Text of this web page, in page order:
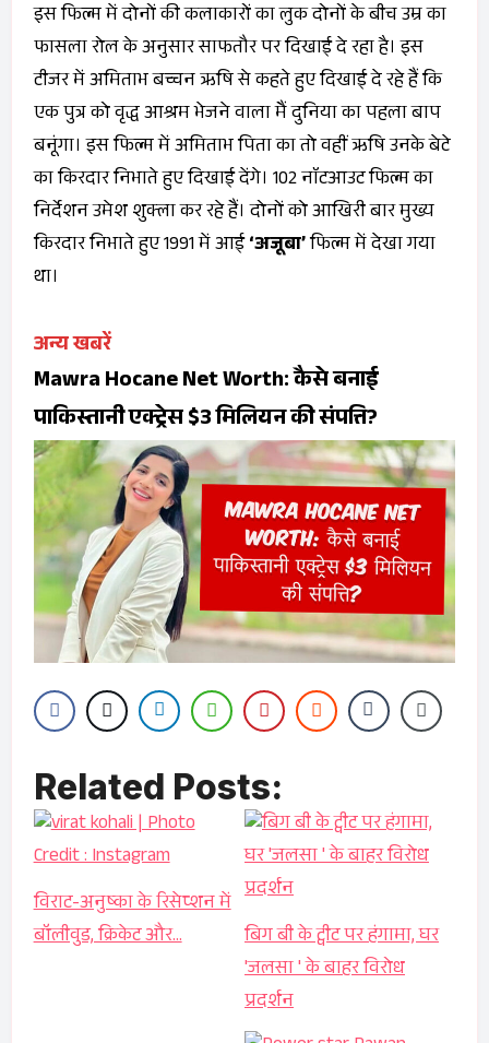
इस फिल्म में दोनों की कलाकारों का लुक दोनों के बीच उम्र का
फासला रोल के अनुसार साफतौर पर दिखाई दे रहा है। इस
टीजर में अमिताभ बच्चन ऋषि से कहते हुए दिखाई दे रहे हैं कि
एक पुत्र को वृद्ध आश्रम भेजने वाला मैं दुनिया का पहला बाप
बनूंगा। इस फिल्म में अमिताभ पिता का तो वहीं ऋषि उनके बेटे
का किरदार निभाते हुए दिखाई देंगे। 102 नाॅटआउट फिल्म का
निर्देशन उमेश शुक्ला कर रहे हैं। दोनों को आखिरी बार मुख्य
किरदार निभाते हुए 1991 में आई‘अजूबा’फिल्म में देखा गया
था।
अन्य खबरें
Mawra Hocane Net Worth: कैसे बनाई
पाकिस्तानी एक्ट्रेस $3 मिलियन की संपत्ति?
Related Posts:
विराट-अनुष्का के रिसेप्शन में
बॉलीवुड, क्रिकेट और…
बिग बी के ट्वीट पर हंगामा, घर
'जलसा ' के बाहर विरोध
प्रदर्शन